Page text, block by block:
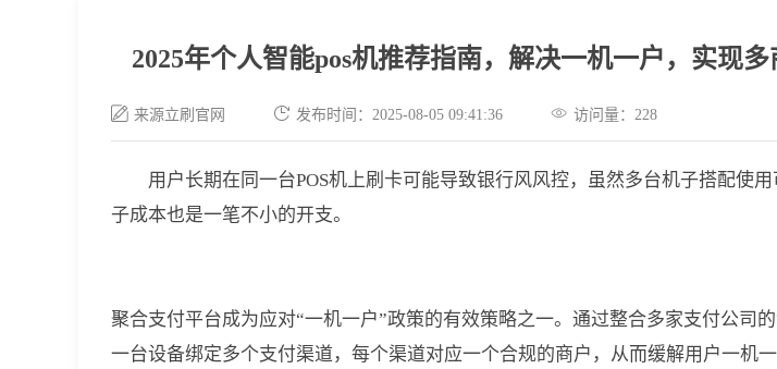
2025年个人智能pos机推荐指南，解决一机一户，实现多
来源立刷官网 发布时间：2025-08-05 09:41:36 访问量： 228
用户长期在同一台POS机上刷卡可能导致银行风风控，虽然多台机子搭配使
子成本也是一笔不小的开支。
聚合支付平台成为应对“一机一户”政策的有效策略之一。通过整合多家支付公司
一台设备绑定多个支付渠道，每个渠道对应一个合规的商户，从而缓解用户一机